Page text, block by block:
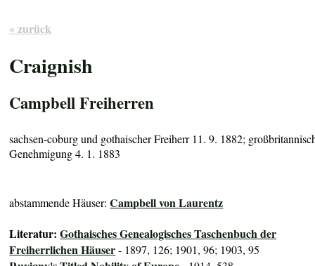
« zurück
Craignish
Campbell Freiherren
sachsen-coburg und gothaischer Freiherr 11. 9. 1882;
Genehmigung 4. 1. 1883
abstammende Häuser:Campbell von Laurentz
Literatur:Gothaisches Genealogisches Taschenbuch der
Freiherrlichen Häuser- 1897, 126; 1901, 96; 1903, 95